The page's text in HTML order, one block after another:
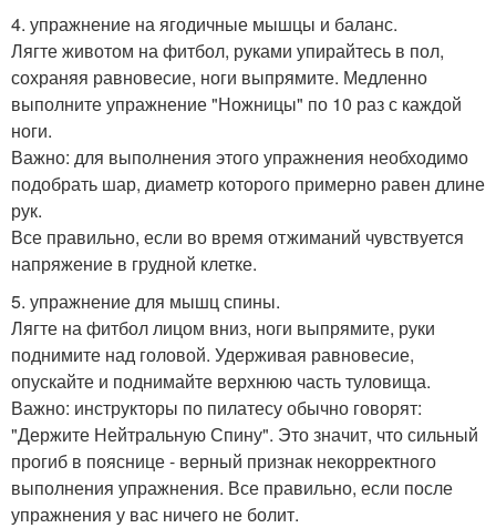
4. упражнение на ягодичные мышцы и баланс.
Лягте животом на фитбол, руками упирайтесь в пол,
сохраняя равновесие, ноги выпрямите. Медленно
выполните упражнение "Ножницы" по 10 раз с каждой
ноги.
Важно: для выполнения этого упражнения необходимо
подобрать шар, диаметр которого примерно равен длине
рук.
Все правильно, если во время отжиманий чувствуется
напряжение в грудной клетке.
5. упражнение для мышц спины.
Лягте на фитбол лицом вниз, ноги выпрямите, руки
поднимите над головой. Удерживая равновесие,
опускайте и поднимайте верхнюю часть туловища.
Важно: инструкторы по пилатесу обычно говорят:
"Держите Нейтральную Спину". Это значит, что сильный
прогиб в пояснице - верный признак некорректного
выполнения упражнения. Все правильно, если после
упражнения у вас ничего не болит.